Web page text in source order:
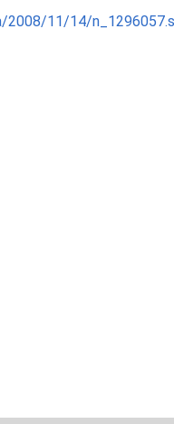
2008/11/14/